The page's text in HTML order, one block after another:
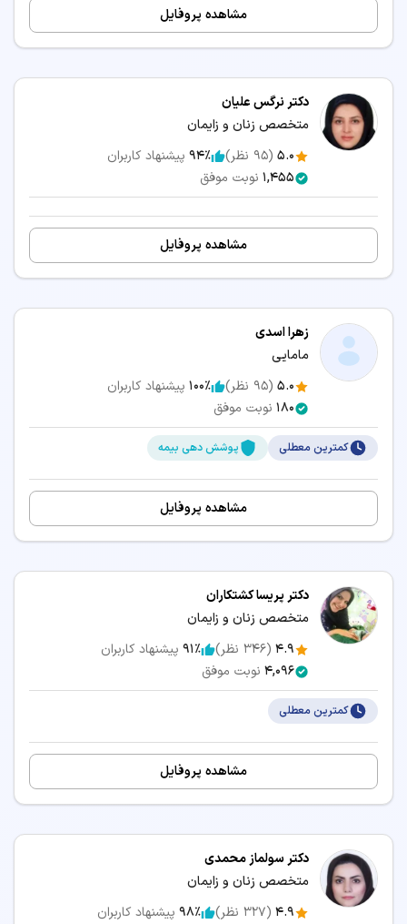
مشاهده پروفایل
دکتر نرگس علیان
متخصص زنان و زایمان
5.0
(
95 نظر) 94٪ پیشنهاد کاربران
1,455 نوبت موفق
مشاهده پروفایل
زهرا اسدی
مامایی
5.0
(
95 نظر) 100٪ پیشنهاد کاربران
180 نوبت موفق
کمترین معطلی پوشش دهی بیمه
مشاهده پروفایل
دکتر پریسا کشتکاران
متخصص زنان و زایمان
4.9
(
346 نظر) 91٪ پیشنهاد کاربران
4,096 نوبت موفق
کمترین معطلی
مشاهده پروفایل
دکتر سولماز محمدی
متخصص زنان و زایمان
4.9
(
327 نظر) 98٪ پیشنهاد کاربران